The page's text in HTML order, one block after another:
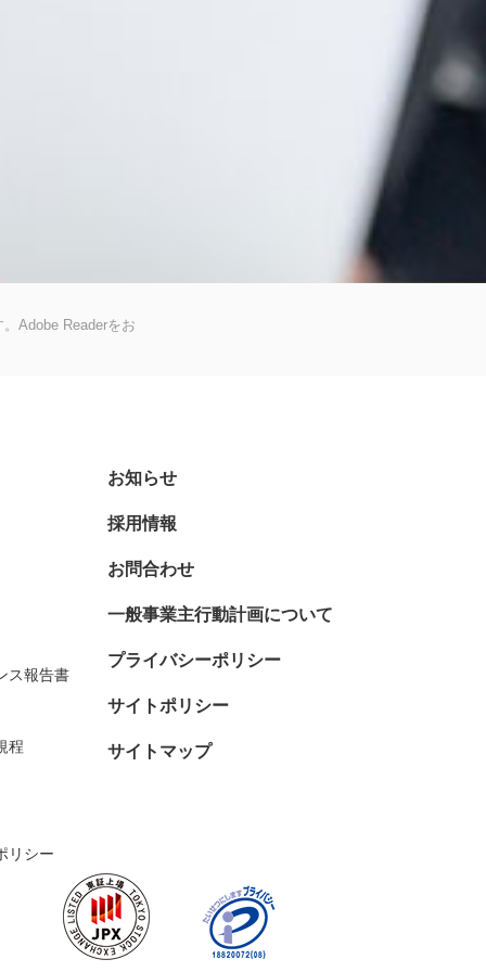
Adobe Readerをお
ス報告書
程
リシー
お知らせ
採用情報
お問合わせ
一般事業主行動計画について
プライバシーポリシー
サイトポリシー
サイトマップ